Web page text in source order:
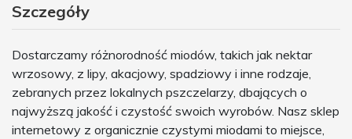
Szczegóły
Dostarczamy różnorodność miodów, takich jak nektar
wrzosowy, z lipy, akacjowy, spadziowy i inne rodzaje,
zebranych przez lokalnych pszczelarzy, dbających o
najwyższą jakość i czystość swoich wyrobów. Nasz sklep
internetowy z organicznie czystymi miodami to miejsce,